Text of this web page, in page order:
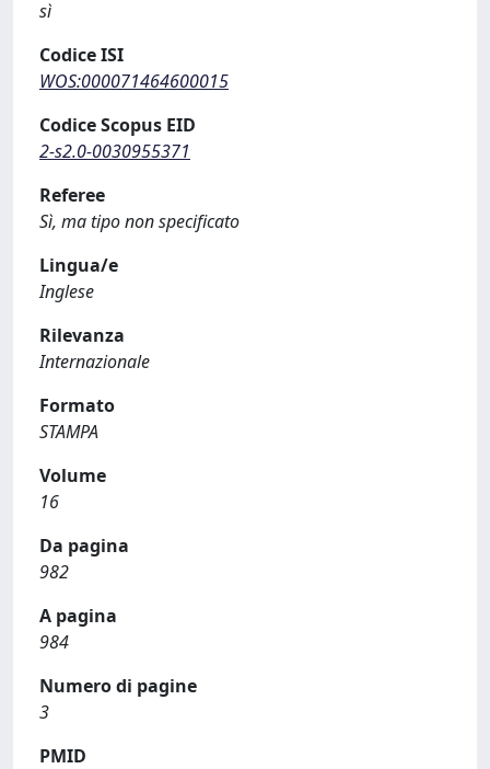
sì
Codice ISI
WOS:000071464600015
Codice Scopus EID
2-s2.0-0030955371
Referee
Sì, ma tipo non specificato
Lingua/e
Inglese
Rilevanza
Internazionale
Formato
STAMPA
Volume
16
Da pagina
982
A pagina
984
Numero di pagine
3
PMID